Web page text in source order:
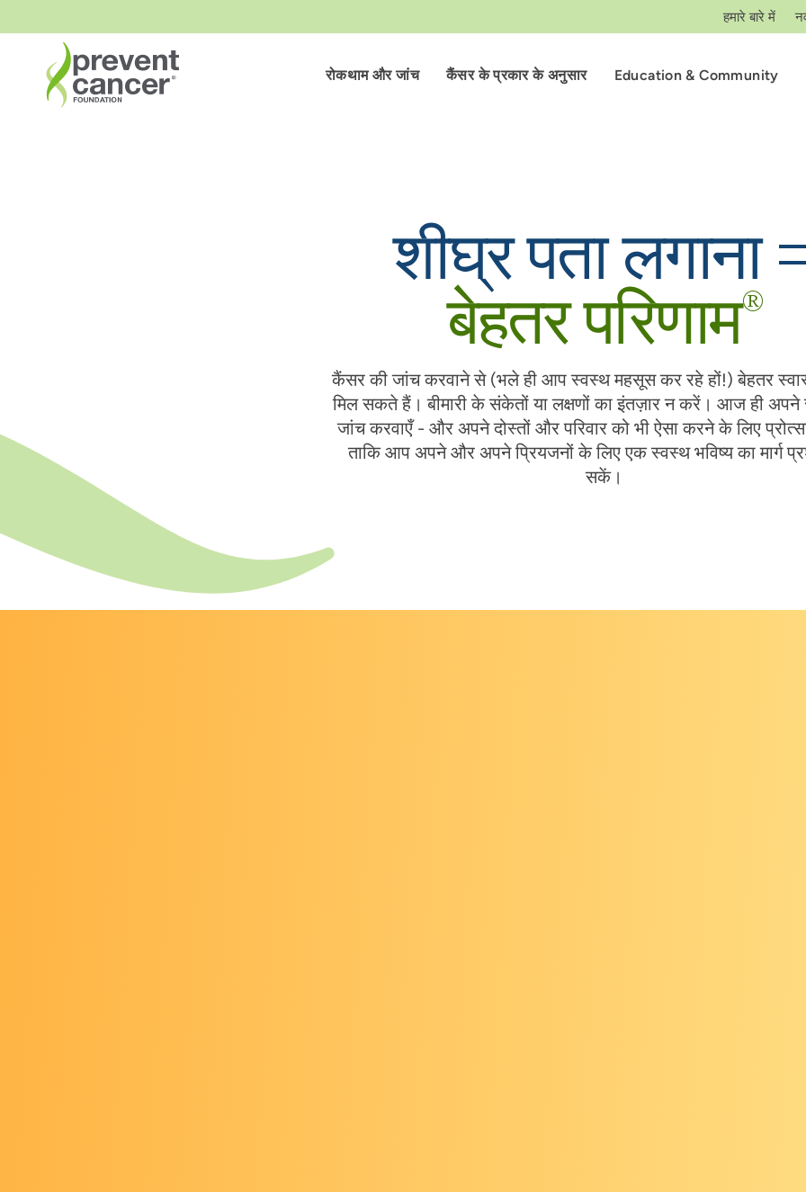
रोकथाम और जांच कैंसर के प्रकार के अनुसार Education & Community
हमारे बारे में
शीघ्र पता लगाना
बेहतर परिणाम®
कैंसर की जांच करवाने से (भले ही आप स्वस्थ महसूस कर रहे हों!) बेहतर
मिल सकते हैं। बीमारी के संकेतों या लक्षणों का इंतज़ार न करें। आज ही अपने
जांच करवाएँ - और अपने दोस्तों और परिवार को भी ऐसा करने के लिए
ताकि आप अपने और अपने प्रियजनों के लिए एक स्वस्थ भविष्य का मार्ग
सकें।